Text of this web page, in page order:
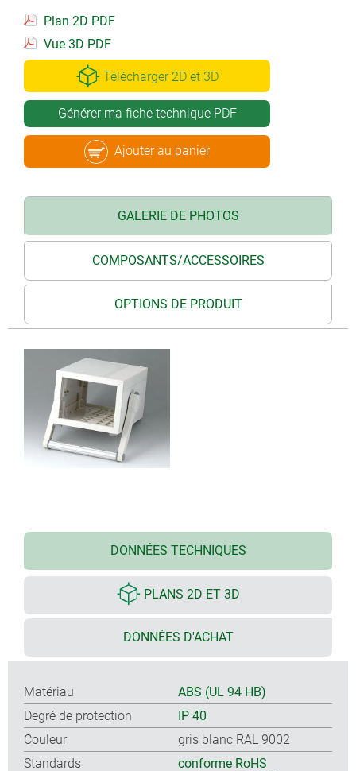
Plan 2D PDF
Vue 3D PDF
Télécharger 2D et 3D
Générer ma fiche technique PDF
Ajouter au panier
GALERIE DE PHOTOS
COMPOSANTS/ACCESSOIRES
OPTIONS DE PRODUIT
DONNÉES TECHNIQUES
PLANS 2D ET 3D
DONNÉES D'ACHAT
Matériau
ABS (UL 94 HB)
Degré de protection
IP 40
Couleur
gris blanc RAL 9002
Standards
conforme RoHS